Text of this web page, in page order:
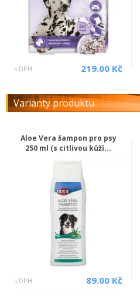
s DPH 219.00 Kč
Varianty produktu
Aloe Vera šampon pro psy
250 ml (s citlivou kůží...
s DPH 89.00 Kč